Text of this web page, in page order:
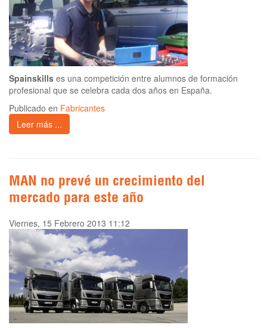
Spainskills es una competición entre alumnos de formación
profesional que se celebra cada dos años en España.
Publicado en Fabricantes
Leer más ...
MAN no prevé un crecimiento del
mercado para este año
Viernes, 15 Febrero 2013 11:12